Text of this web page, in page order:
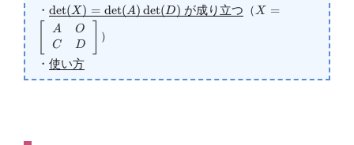
・ \small
\det(X)=\det(A)\det(D)
det(X) = det(A) det(D) が成り立つ （\small
\begin{array}
{cc}A & O \\
C & D
X =
A
C
O
D
）
・ 使い方